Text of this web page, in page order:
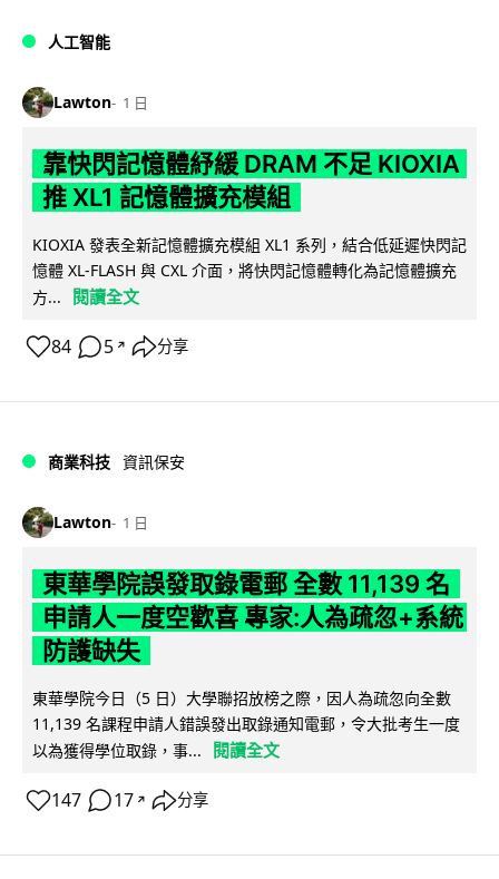
人工智能
Lawton 1 日
靠快閃記憶體紓緩 DRAM 不足 KIOXIA
推 XL1 記憶體擴充模組
KIOXIA 發表全新記憶體擴充模組 XL1 系列，結合低延遲快閃記
憶體 XL-FLASH 與 CXL 介面，將快閃記憶體轉化為記憶體擴充
方...
閱讀全文
84 5 ↗ 分享
商業科技 資訊保安
Lawton 1 日
東華學院誤發取錄電郵 全數 11,139 名
申請人一度空歡喜 專家:人為疏忽+系統
防護缺失
東華學院今日（5 日）大學聯招放榜之際，因人為疏忽向全數
11,139 名課程申請人錯誤發出取錄通知電郵，令大批考生一度
以為獲得學位取錄，事...
閱讀全文
147 17 ↗ 分享